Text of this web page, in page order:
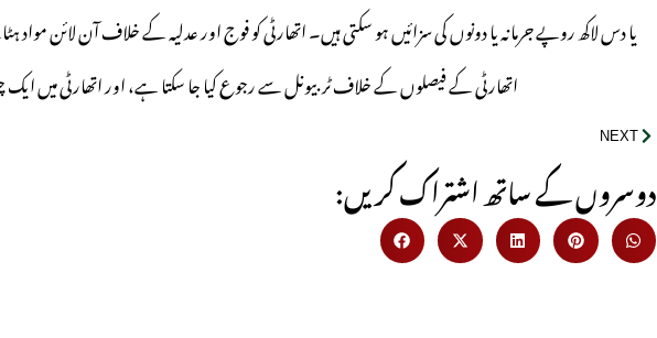
یا دس لاکھ روپے جرمانہ یا دونوں کی سزائیں ہو سکتی ہیں۔ اتھارٹی کو فوج اور عدلیہ کے خلاف آن لائن مواد
اتھارٹی کے فیصلوں کے خلاف ٹربیونل سے رجوع کیا جا سکتا ہے، اور اتھارٹی میں
NEXT
:دوسروں کے ساتھ اشتراک کریں